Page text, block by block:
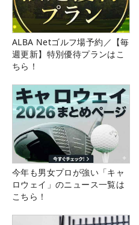
ALBA Netゴルフ場予約／【毎
週更新】特別優待プランはこ
ちら！
今年も男女プロが強い「キャ
ロウェイ」のニュース一覧は
こちら！